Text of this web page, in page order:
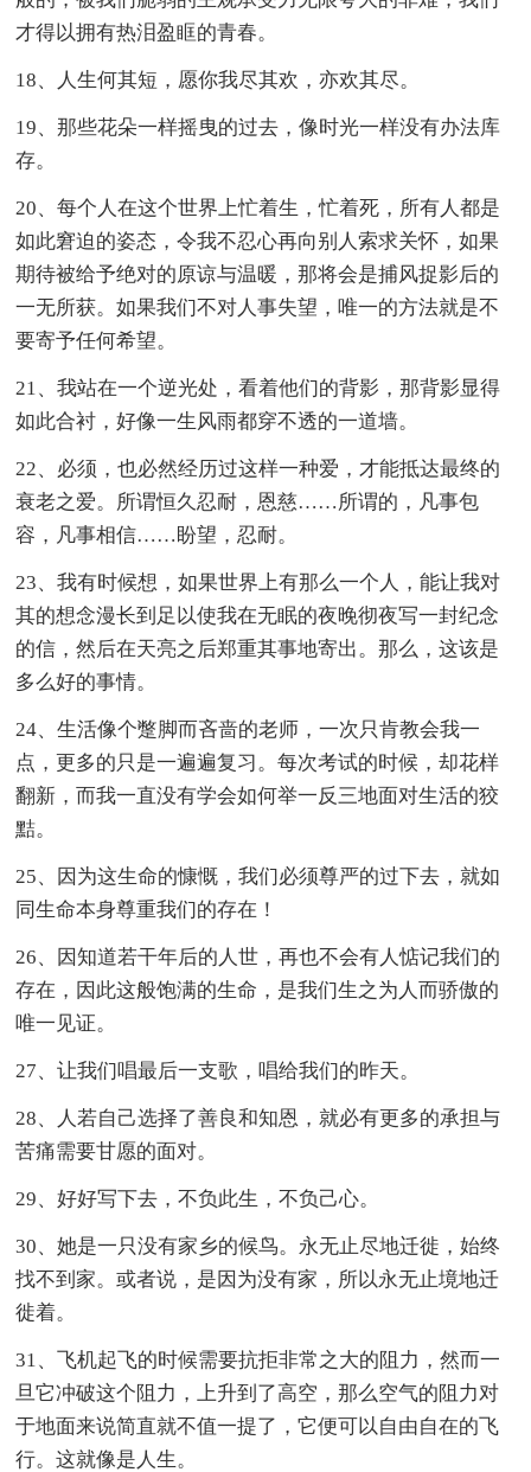
才得以拥有热泪盈眶的青春。
18、人生何其短，愿你我尽其欢，亦欢其尽。
19、那些花朵一样摇曳的过去，像时光一样没有办法库
存。
20、每个人在这个世界上忙着生，忙着死，所有人都是
如此窘迫的姿态，令我不忍心再向别人索求关怀，如果
期待被给予绝对的原谅与温暖，那将会是捕风捉影后的
一无所获。如果我们不对人事失望，唯一的方法就是不
要寄予任何希望。
21、我站在一个逆光处，看着他们的背影，那背影显得
如此合衬，好像一生风雨都穿不透的一道墙。
22、必须，也必然经历过这样一种爱，才能抵达最终的
衰老之爱。所谓恒久忍耐，恩慈……所谓的，凡事包
容，凡事相信……盼望，忍耐。
23、我有时候想，如果世界上有那么一个人，能让我对
其的想念漫长到足以使我在无眠的夜晚彻夜写一封纪念
的信，然后在天亮之后郑重其事地寄出。那么，这该是
多么好的事情。
24、生活像个蹩脚而吝啬的老师，一次只肯教会我一
点，更多的只是一遍遍复习。每次考试的时候，却花样
翻新，而我一直没有学会如何举一反三地面对生活的狡
黠。
25、因为这生命的慷慨，我们必须尊严的过下去，就如
同生命本身尊重我们的存在！
26、因知道若干年后的人世，再也不会有人惦记我们的
存在，因此这般饱满的生命，是我们生之为人而骄傲的
唯一见证。
27、让我们唱最后一支歌，唱给我们的昨天。
28、人若自己选择了善良和知恩，就必有更多的承担与
苦痛需要甘愿的面对。
29、好好写下去，不负此生，不负己心。
30、她是一只没有家乡的候鸟。永无止尽地迁徙，始终
找不到家。或者说，是因为没有家，所以永无止境地迁
徙着。
31、飞机起飞的时候需要抗拒非常之大的阻力，然而一
旦它冲破这个阻力，上升到了高空，那么空气的阻力对
于地面来说简直就不值一提了，它便可以自由自在的飞
行。这就像是人生。